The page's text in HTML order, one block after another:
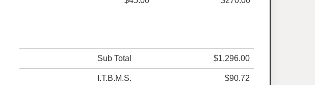
Sub Total $1,296.00
I.T.B.M.S. $90.72